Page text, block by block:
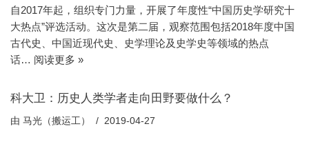
自2017年起，组织专门力量，开展了年度性“中国历史学研究十
大热点”评选活动。这次是第二届，观察范围包括2018年度中国
古代史、中国近现代史、史学理论及史学史等领域的热点
话… 阅读更多 »
科大卫：历史人类学者走向田野要做什么？
由 马光（搬运工） 2019-04-27